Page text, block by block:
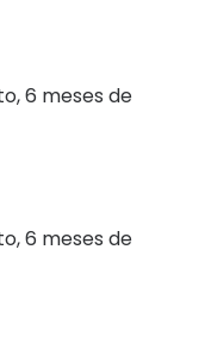
6 meses de
6 meses de